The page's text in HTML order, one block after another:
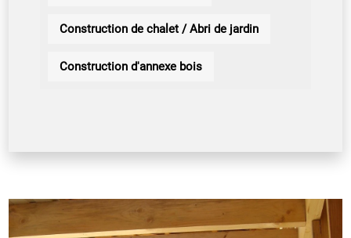
Construction de chalet / Abri de jardin
Construction d'annexe bois